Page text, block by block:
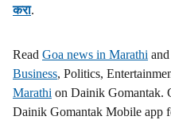
करा.
Read Goa news in Marathi
Business, Politics,
Marathi on Dainik Gomantak.
Dainik Gomantak Mobile app